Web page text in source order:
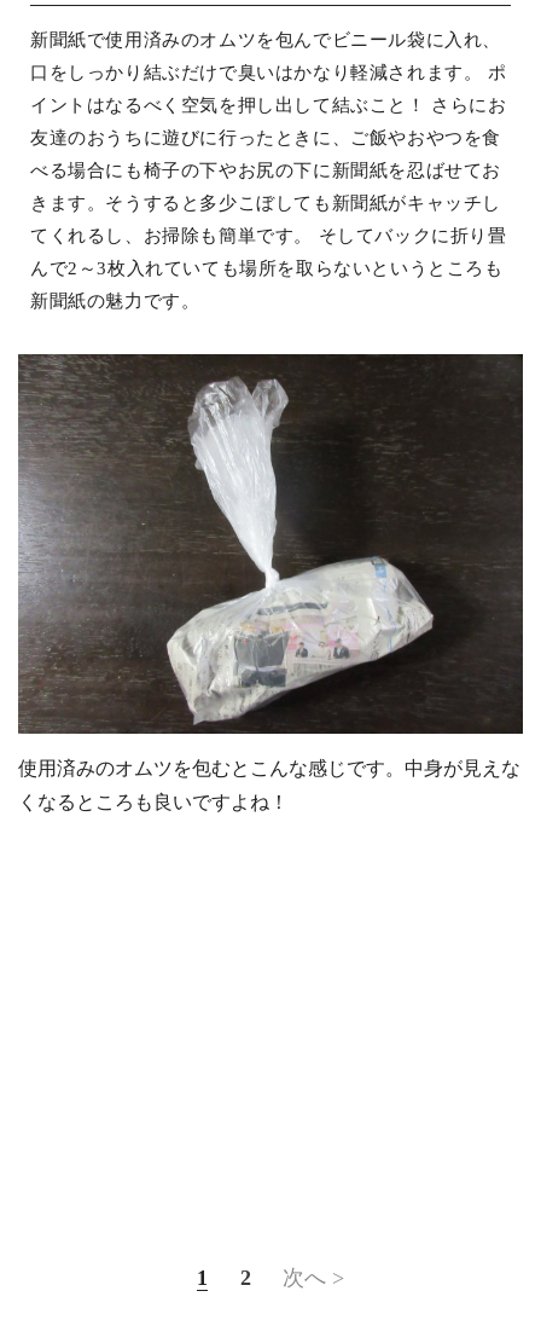
新聞紙で使用済みのオムツを包んでビニール袋に入れ、
口をしっかり結ぶだけで臭いはかなり軽減されます。 ポ
イントはなるべく空気を押し出して結ぶこと！ さらにお
友達のおうちに遊びに行ったときに、ご飯やおやつを食
べる場合にも椅子の下やお尻の下に新聞紙を忍ばせてお
きます。そうすると多少こぼしても新聞紙がキャッチし
てくれるし、お掃除も簡単です。 そしてバックに折り畳
んで2～3枚入れていても場所を取らないというところも
新聞紙の魅力です。
使用済みのオムツを包むとこんな感じです。中身が見えな
くなるところも良いですよね！
1 2 次へ >